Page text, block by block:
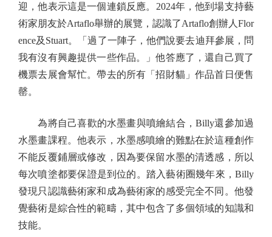
迎，他表示這是一個連鎖反應。2024年，他到場支持藝
術家朋友於Artaflo舉辦的展覽，認識了Artaflo創辦人Flor
ence及Stuart。「過了一陣子，他們說要去迪拜參展，問
我有沒有興趣提供一些作品。」他答應了，還自己買了
機票去展會幫忙。帶去的所有「招財貓」作品首日便售
罄。
為將自己喜歡的水墨畫與噴繪結合，Billy還參加過
水墨畫課程。他表示，水墨感噴繪的難點在於這種創作
不能反覆鋪層或修改，因為要保留水墨的清透感，所以
每次噴塗都要保證是到位的。踏入藝術圈幾年來，Billy
發現只認識藝術家和成為藝術家的感受完全不同。他發
覺藝術是綜合性的範疇，其中包含了多個領域的知識和
技能。